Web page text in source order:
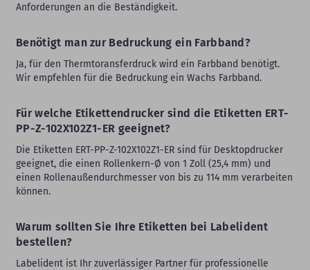
Anforderungen an die Beständigkeit.
Benötigt man zur Bedruckung ein Farbband?
Ja, für den Thermtoransferdruck wird ein Farbband benötigt.
Wir empfehlen für die Bedruckung ein Wachs Farbband.
Für welche Etikettendrucker sind die Etiketten ERT-
PP-Z-102X102Z1-ER geeignet?
Die Etiketten ERT-PP-Z-102X102Z1-ER sind für Desktopdrucker
geeignet, die einen Rollenkern-Ø von 1 Zoll (25,4 mm) und
einen Rollenaußendurchmesser von bis zu 114 mm verarbeiten
können.
Warum sollten Sie Ihre Etiketten bei Labelident
bestellen?
Labelident ist Ihr zuverlässiger Partner für professionelle